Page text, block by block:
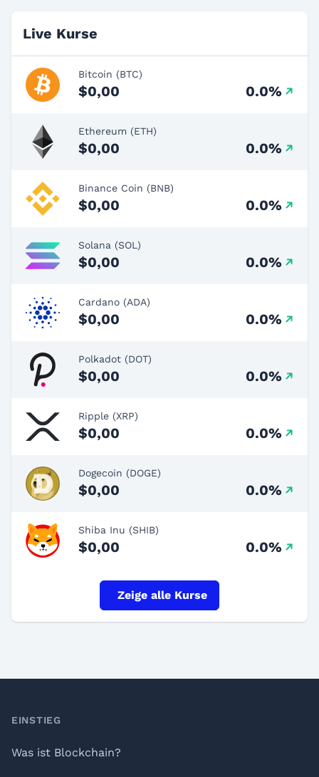
Live Kurse
Bitcoin (BTC)
$0,00 0.0%
Ethereum (ETH)
$0,00 0.0%
Binance Coin (BNB)
$0,00 0.0%
Solana (SOL)
$0,00 0.0%
Cardano (ADA)
$0,00 0.0%
Polkadot (DOT)
$0,00 0.0%
Ripple (XRP)
$0,00 0.0%
Dogecoin (DOGE)
$0,00 0.0%
Shiba Inu (SHIB)
$0,00 0.0%
Zeige alle Kurse
Footer
EINSTIEG
Was ist Blockchain?